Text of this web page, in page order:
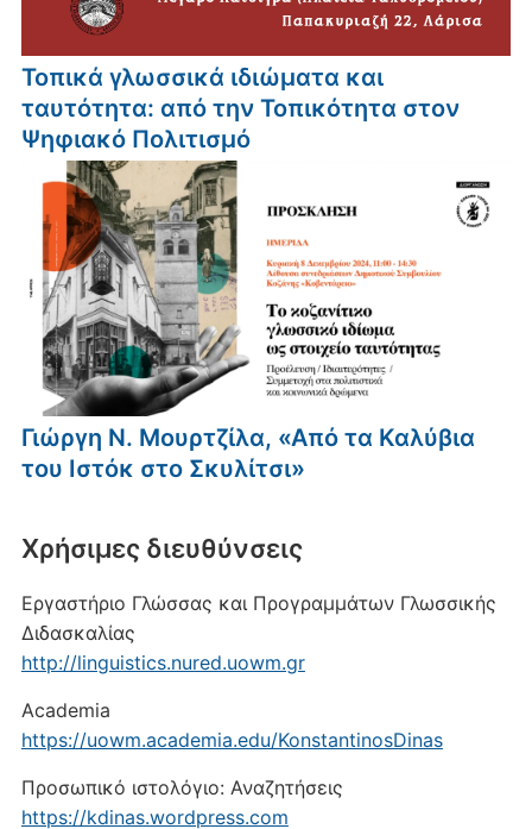
Τοπικά γλωσσικά ιδιώματα και
ταυτότητα: από την Τοπικότητα στον
Ψηφιακό Πολιτισμό
Γιώργη Ν. Μουρτζίλα, «Από τα Καλύβια
του Ιστόκ στο Σκυλίτσι»
Xρήσιμες διευθύνσεις
Εργαστήριο Γλώσσας και Προγραμμάτων Γλωσσικής
Διδασκαλίας
http://linguistics.nured.uowm.gr
Academia
https://uowm.academia.edu/KonstantinosDinas
Προσωπικό ιστολόγιο: Αναζητήσεις
https://kdinas.wordpress.com